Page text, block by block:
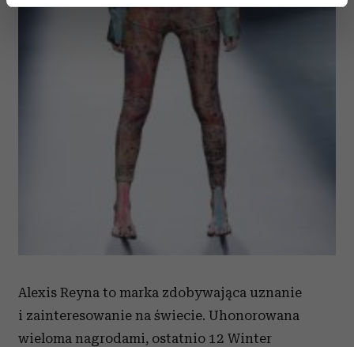
dane są przetwarzane oraz ustaw własne preferencje w
sekcji szczegółów
. W Deklaracji plików cookie możesz
zmienić lub wycofać swoją zgodę w dowolnej chwili.
Wykorzystujemy pliki cookie do spersonalizowania treści
i reklam, aby oferować funkcje społecznościowe i
analizować ruch w naszej witrynie. Informacje o tym, jak
korzystasz z naszej witryny, udostępniamy partnerom
społecznościowym, reklamowym i analitycznym.
Partnerzy mogą połączyć te informacje z innymi danymi
otrzymanymi od Ciebie lub uzyskanymi podczas
korzystania z ich usług.
Alexis Reyna to marka zdobywająca uznanie
i zainteresowanie na świecie. Uhonorowana
wieloma nagrodami, ostatnio 12 Winter